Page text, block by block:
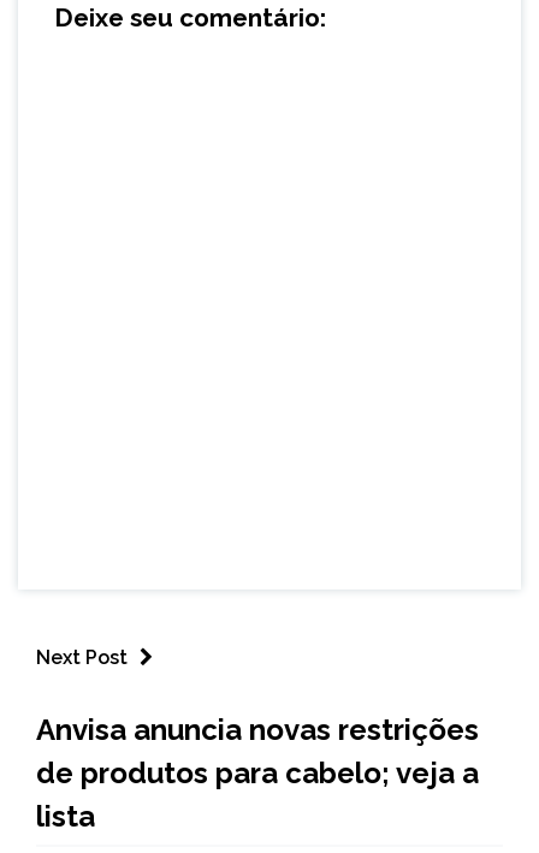
Deixe seu comentário:
Next Post
NOTÍCIAS
Anvisa anuncia novas restrições
de produtos para cabelo; veja a
lista